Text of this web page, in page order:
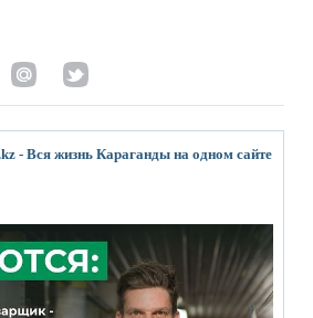
- Вся жизнь Караганды на одном сайте